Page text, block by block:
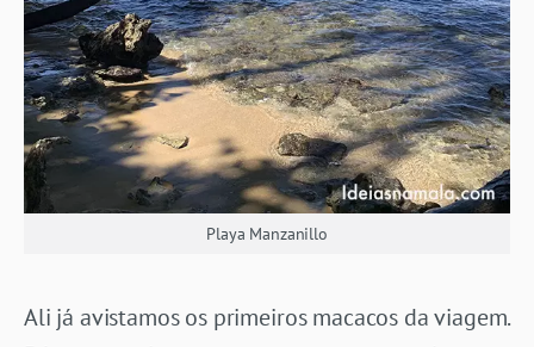
Playa Manzanillo
Ali já avistamos os primeiros macacos da viagem.